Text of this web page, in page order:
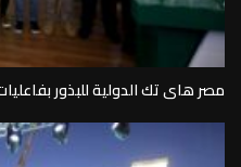
مصر هاى تك الدولية للبذور